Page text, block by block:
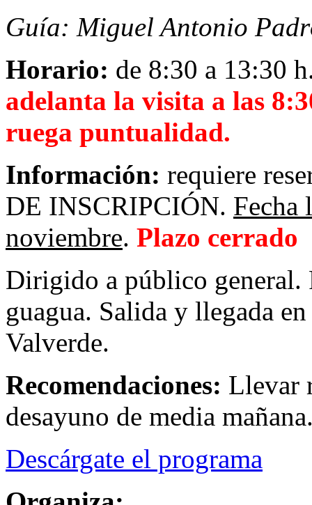
Guía: Miguel Antonio
Horario: de 8:30 a 13:30
adelanta la visita a las
ruega puntualidad.
Información: requiere
DE INSCRIPCIÓN. Fecha
noviembre. Plazo cerrado
Dirigido a público general.
guagua. Salida y llegada
Valverde.
Recomendaciones: Llevar
desayuno de media
Descárgate el programa